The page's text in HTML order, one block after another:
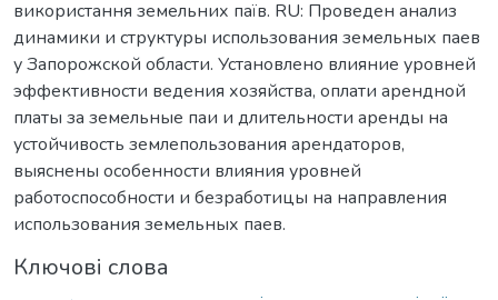
використання земельних паїв. RU: Проведен анализ
динамики и структуры использования земельных паев
у Запорожской области. Установлено влияние уровней
эффективности ведения хозяйства, оплати арендной
платы за земельные паи и длительности аренды на
устойчивость землепользования арендаторов,
выяснены особенности влияния уровней
работоспособности и безработицы на направления
использования земельных паев.
Ключові слова